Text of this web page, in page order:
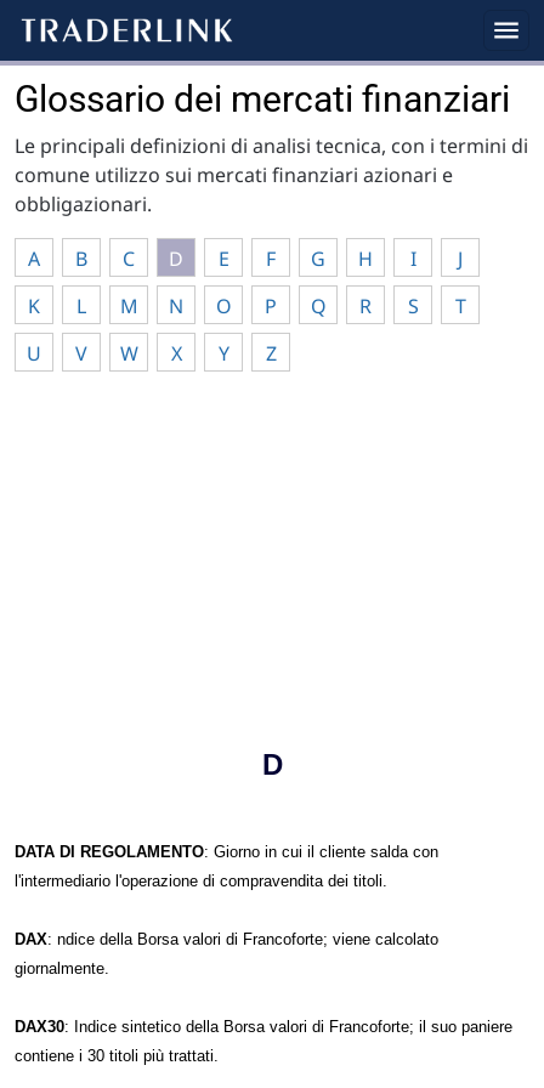
Glossario dei mercati finanziari
Le principali definizioni di analisi tecnica, con i termini di
comune utilizzo sui mercati finanziari azionari e
obbligazionari.
A B C D E F G H I
J
K
L M N O P Q R S
T
U
V W X Y Z
D
DATA DI REGOLAMENTO: Giorno in cui il cliente salda con
l'intermediario l'operazione di compravendita dei titoli.
DAX: ndice della Borsa valori di Francoforte; viene calcolato
giornalmente.
DAX30: Indice sintetico della Borsa valori di Francoforte; il suo paniere
contiene i 30 titoli più trattati.